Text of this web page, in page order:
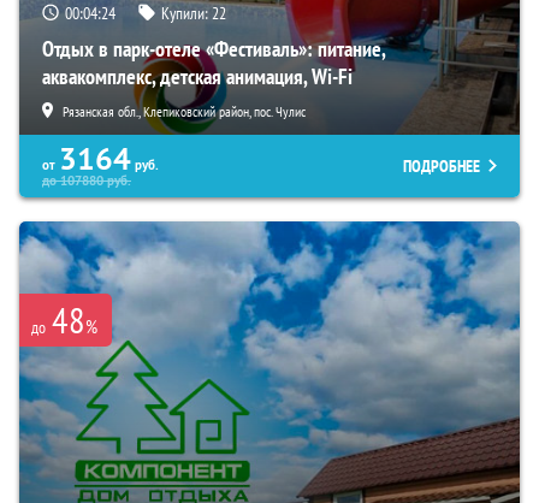
00:04:23 Купили:22
Отдых в парк-отеле «Фестиваль»: питание,
аквакомплекс, детская анимация, Wi-Fi
Рязанская обл., Клепиковский район, пос. Чулис
от 3164 руб.
до107880руб.
ПОДРОБНЕЕ
до 48%